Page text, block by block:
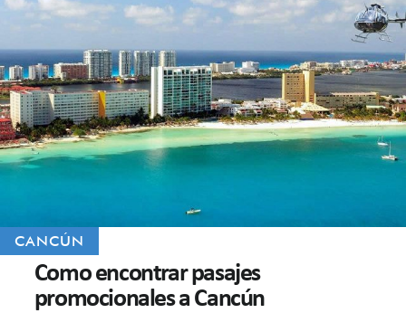
CANCÚN
Como encontrar pasajes
promocionales a Cancún